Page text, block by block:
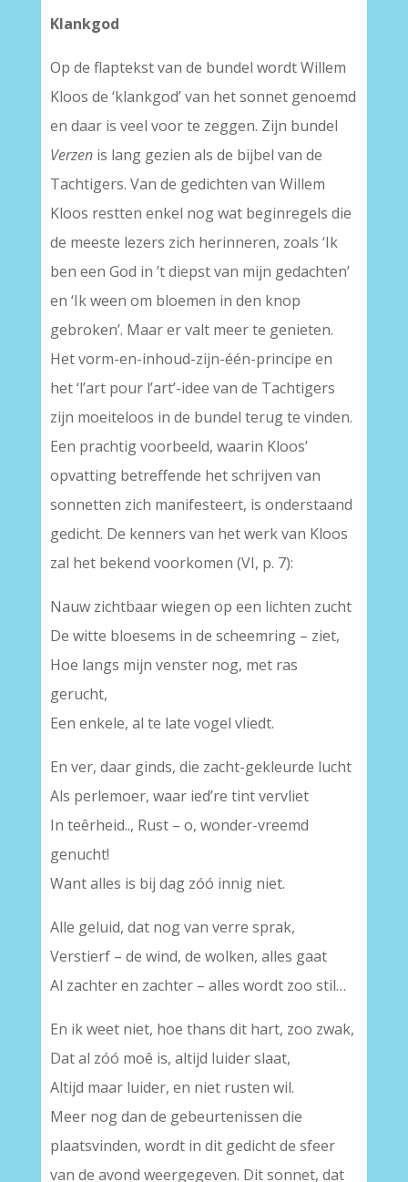
Klankgod
Op de flaptekst van de bundel wordt Willem
Kloos de ‘klankgod’ van het sonnet genoemd
en daar is veel voor te zeggen. Zijn bundel
Verzenis lang gezien als de bijbel van de
Tachtigers. Van de gedichten van Willem
Kloos restten enkel nog wat beginregels die
de meeste lezers zich herinneren, zoals ‘Ik
ben een God in ’t diepst van mijn gedachten’
en ‘Ik ween om bloemen in den knop
gebroken’. Maar er valt meer te genieten.
Het vorm-en-inhoud-zijn-één-principe en
het ‘l’art pour l’art’-idee van de Tachtigers
zijn moeiteloos in de bundel terug te vinden.
Een prachtig voorbeeld, waarin Kloos’
opvatting betreffende het schrijven van
sonnetten zich manifesteert, is onderstaand
gedicht. De kenners van het werk van Kloos
zal het bekend voorkomen (VI, p. 7):
Nauw zichtbaar wiegen op een lichten zucht
De witte bloesems in de scheemring – ziet,
Hoe langs mijn venster nog, met ras
gerucht,
Een enkele, al te late vogel vliedt.
En ver, daar ginds, die zacht-gekleurde lucht
Als perlemoer, waar ied’re tint vervliet
In teêrheid.., Rust – o, wonder-vreemd
genucht!
Want alles is bij dag zóó innig niet.
Alle geluid, dat nog van verre sprak,
Verstierf – de wind, de wolken, alles gaat
Al zachter en zachter – alles wordt zoo stil…
En ik weet niet, hoe thans dit hart, zoo zwak,
Dat al zóó moê is, altijd luider slaat,
Altijd maar luider, en niet rusten wil.
Meer nog dan de gebeurtenissen die
plaatsvinden, wordt in dit gedicht de sfeer
van de avond weergegeven. Dit sonnet, dat